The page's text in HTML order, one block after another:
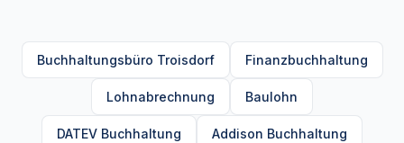
Buchhaltungsbüro Troisdorf Finanzbuchhaltung
Lohnabrechnung Baulohn
DATEV Buchhaltung Addison Buchhaltung